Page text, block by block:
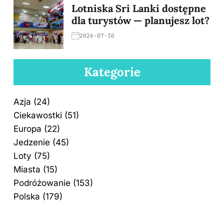
Lotniska Sri Lanki dostępne
dla turystów — planujesz lot?
2026-07-30
Kategorie
Azja (24)
Ciekawostki (51)
Europa (22)
Jedzenie (45)
Loty (75)
Miasta (15)
Podróżowanie (153)
Polska (179)